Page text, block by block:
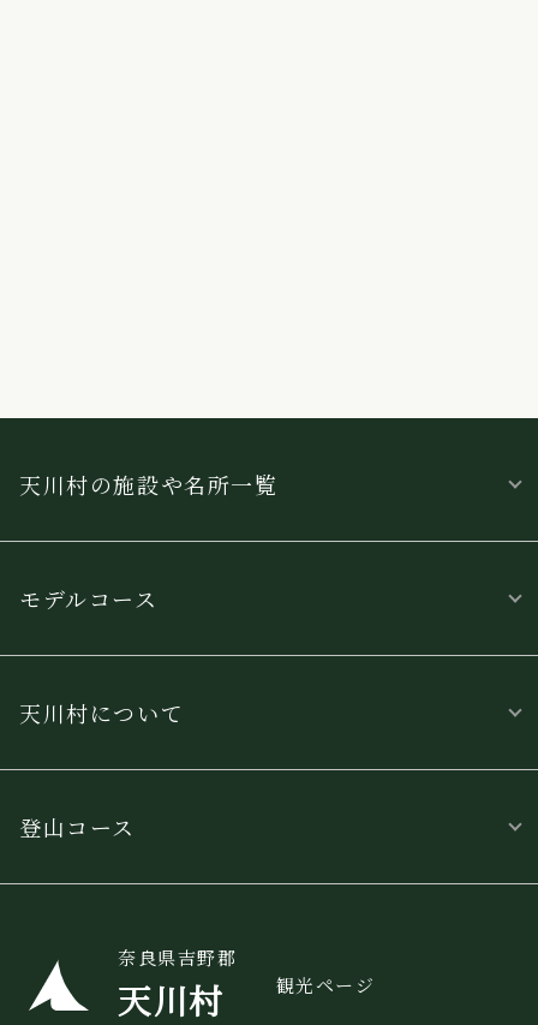
天川村の施設や名所一覧
モデルコース
天川村について
登山コース
奈良県吉野郡
天川村 観光ページ